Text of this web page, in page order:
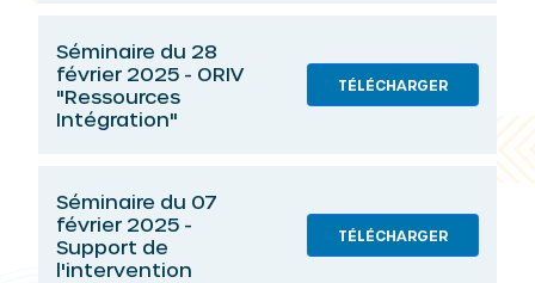
Séminaire du 28
février 2025 - ORIV
"Ressources
Intégration"
TÉLÉCHARGER
Séminaire du 07
février 2025 -
Support de
l'intervention
TÉLÉCHARGER